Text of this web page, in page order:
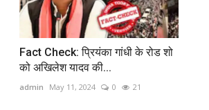
Fact Check: प्रियंका गांधी के रोड शो
को अखिलेश यादव की...
admin May 11, 2024 0 21